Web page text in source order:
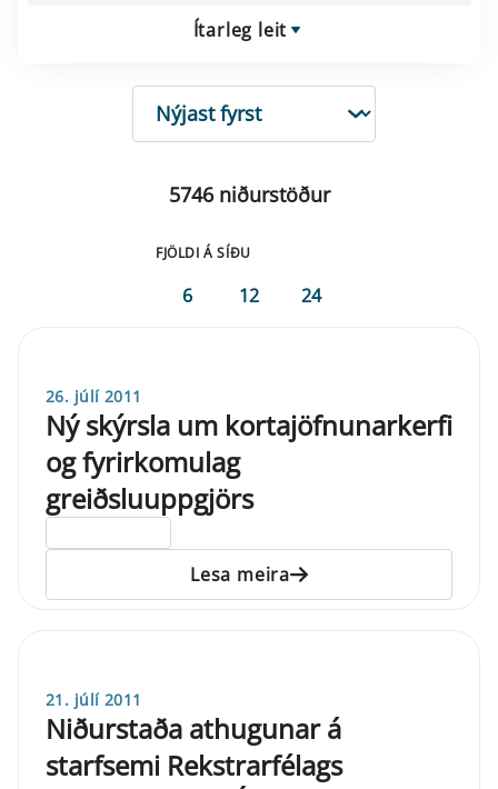
Ítarleg leit
RÖÐUN
5746 niðurstöður
FJÖLDI Á SÍÐU
6 12 24
26. júlí 2011
Ný skýrsla um kortajöfnunarkerfi
og fyrirkomulag
greiðsluuppgjörs
Lesa meira
21. júlí 2011
Niðurstaða athugunar á
starfsemi Rekstrarfélags